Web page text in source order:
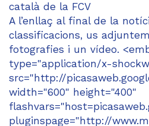
català de la FCV
A l’enllaç al final de la
classificacions, us
fotografies i un vídeo.
type="application/x-
src="http://
width="600" height="400"
pluginspage="http://